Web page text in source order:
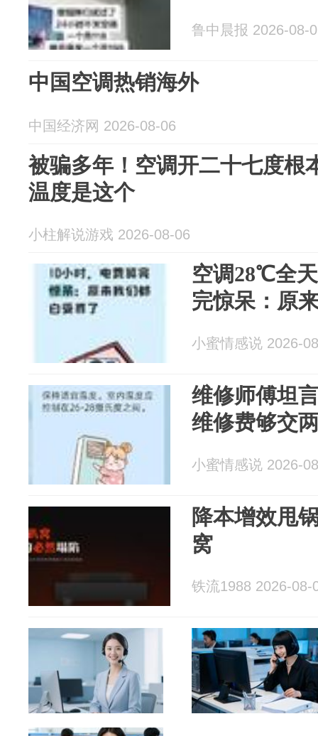
鲁中晨报 2026-08-
中国空调热销海外
中国经济网 2026-08-06
被骗多年！空调开二十七度根
温度是这个
小柱解说游戏 2026-08-06
空调28℃全
完惊呆：原
小蜜情感说 2026-
维修师傅坦
维修费够交
小蜜情感说 2026-
降本增效甩
窝
铁流1988 2026-08-